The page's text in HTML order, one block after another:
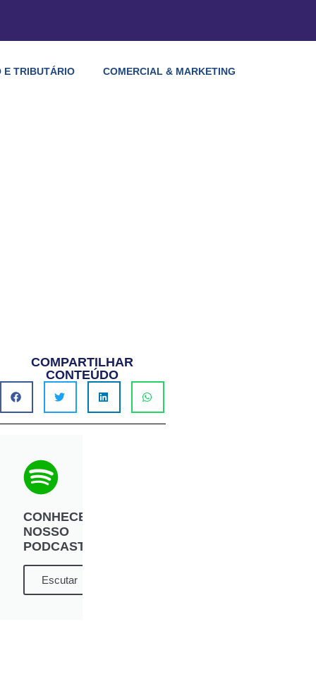
E TRIBUTÁRIO COMERCIAL & MARKETING
COMPARTILHAR
CONTEÚDO
CONHECE
NOSSO
PODCAST?
Escutar